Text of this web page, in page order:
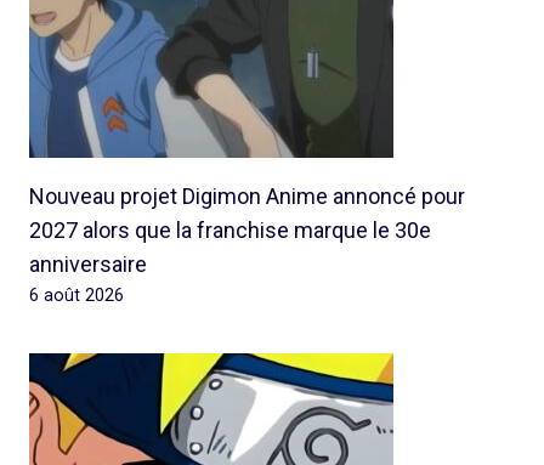
Nouveau projet Digimon Anime annoncé pour
2027 alors que la franchise marque le 30e
anniversaire
6 août 2026